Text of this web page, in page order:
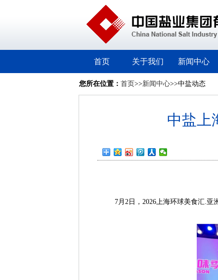
首页 关于我们 新闻中心
您所在位置： 首页>>新闻中心>>中盐动态
中盐上
7月2日，2026上海环球美食汇.亚洲